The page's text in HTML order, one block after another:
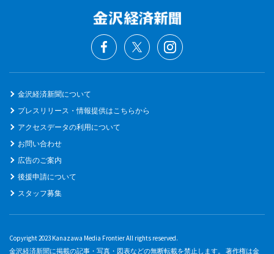
金沢経済新聞について
プレスリリース・情報提供はこちらから
アクセスデータの利用について
お問い合わせ
広告のご案内
後援申請について
スタッフ募集
Copyright 2023 Kanazawa Media Frontier All rights reserved.
金沢経済新聞に掲載の記事・写真・図表などの無断転載を禁止します。 著作権は金